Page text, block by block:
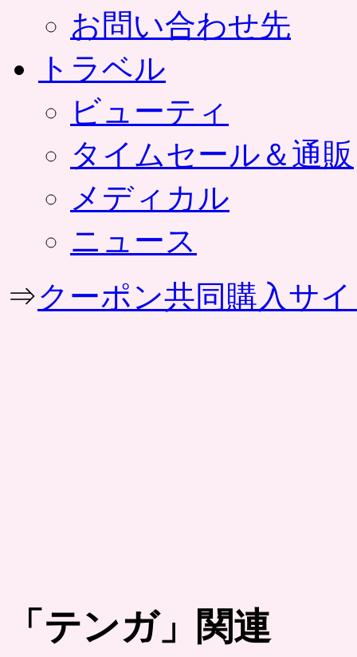
お問い合わせ先
トラベル
ビューティ
タイムセール＆通販
メディカル
ニュース
⇒クーポン共同購入サ
「 テンガ」関連